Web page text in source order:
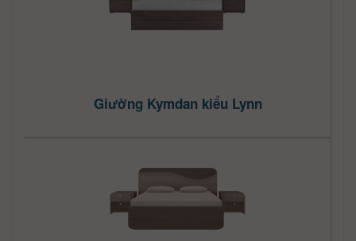
Giường Kymdan kiểu Lynn